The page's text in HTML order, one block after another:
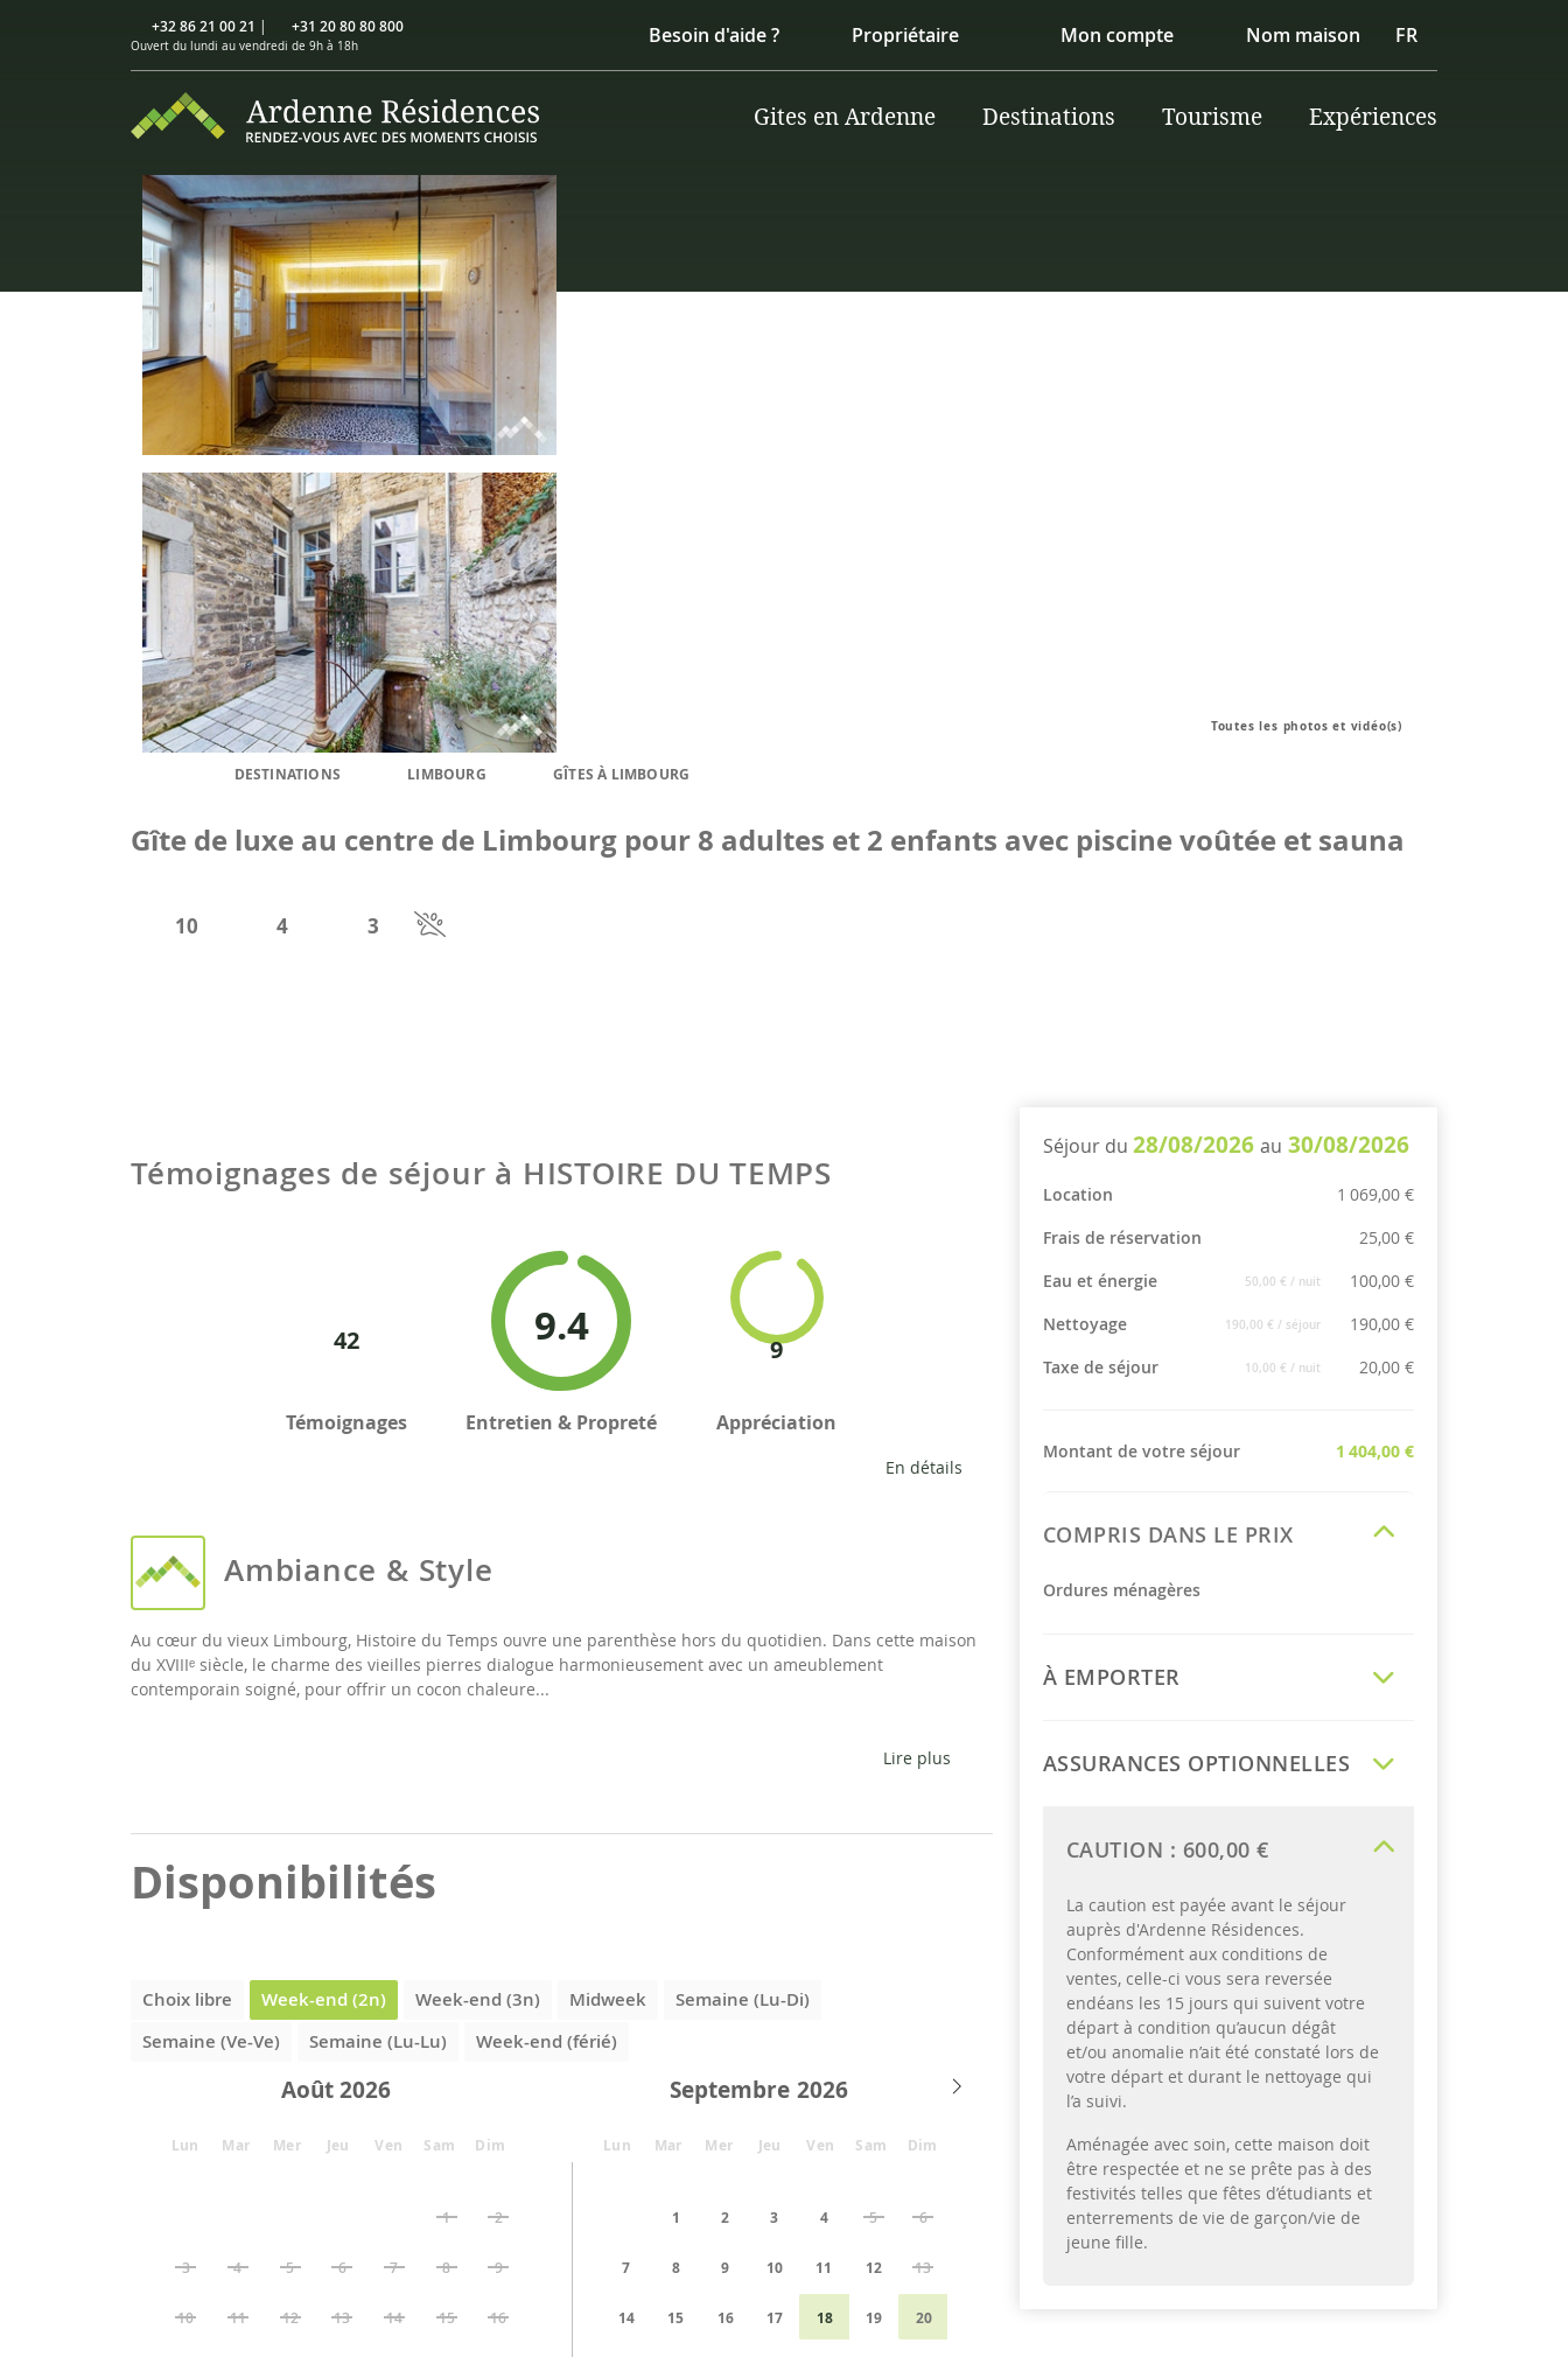
+32 86 21 00 21 | +31 20 80 80 800
Ouvert du lundi au vendredi de 9h à 18h Besoin d'aide ? Propriétaire Mon compte Nom maison FR
Gites en Ardenne Destinations Tourisme Expériences
Toutes les photos et vidéo(s)
DESTINATIONS LIMBOURG GÎTES À LIMBOURG
Gîte de luxe au centre de Limbourg pour 8 adultes et 2 enfants avec piscine voûtée et sauna
10 4 3
Témoignages de séjour à HISTOIRE DU TEMPS
42
Témoignages
9.4
Entretien & Propreté
9
Appréciation
En détails
Ambiance & Style
Au cœur du vieux Limbourg, Histoire du Temps ouvre une parenthèse hors du quotidien. Dans cette maison
du XVIIIᵉ siècle, le charme des vieilles pierres dialogue harmonieusement avec un ameublement
contemporain soigné, pour offrir un cocon chaleure...
Lire plus
Disponibilités
Choix libre Week-end (2n) Week-end (3n) Midweek
Semaine (Lu-Di)
Semaine (Ve-Ve)
Semaine (Lu-Lu) Week-end (férié)
Août Septembre
Lun Mar Mer Jeu Ven Sam Dim Lun Mar Mer Jeu Ven Sam Dim
1 2
3 4 5 6 7 8 9
10 11 12 13 14 15 16
1 2 3 4 5 6
7 8 9 10 11 12 13
14 15 16 17 18 19 20
Séjour du 28/08/2026 au 30/08/2026
Location
1 069,00 €
Frais de réservation
25,00 €
Eau et énergie
50,00 € / nuit
100,00 €
Nettoyage
190,00 € / séjour
190,00 €
Taxe de séjour
10,00 € / nuit 20,00 €
Montant de votre séjour 1 404,00 €
COMPRIS DANS LE PRIX
Ordures ménagères
À EMPORTER
ASSURANCES OPTIONNELLES
CAUTION : 600,00 €
La caution est payée avant le séjour
auprès d'Ardenne Résidences.
Conformément aux conditions de
ventes, celle-ci vous sera reversée
endéans les 15 jours qui suivent votre
départ à condition qu’aucun dégât
et/ou anomalie n’ait été constaté lors de
votre départ et durant le nettoyage qui
l’a suivi.
Aménagée avec soin, cette maison doit
être respectée et ne se prête pas à des
festivités telles que fêtes d’étudiants et
enterrements de vie de garçon/vie de
jeune fille.